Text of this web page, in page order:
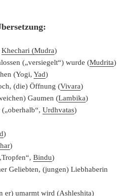
Khechari (Mudra)
(„versiegelt“) wurde (Mudrita)
(Yogi,Yad)
(die) Öffnung (Vivara)
Gaumen (Lambika)
(„oberhalb“,Urdhvatas)
)
)
Bindu)
Geliebten, (jungen) Liebhaberin
er) umarmt wird (Ashleshita)